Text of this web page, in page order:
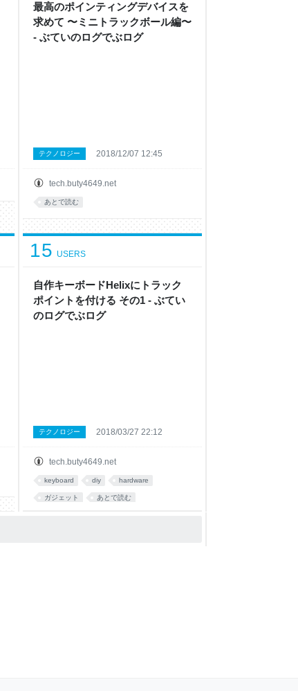
最高のポインティングデバイスを
求めて 〜ミニトラックボール編〜
- ぶていのログでぶログ
tech.buty4649.net
テクノロジー 2018/12/07 12:45
あとで読む
自作キーボードHelixにトラック
ポイントを付ける その1 - ぶてい
のログでぶログ
15 USERS
tech.buty4649.net
テクノロジー 2018/03/27 22:12
keyboard diy hardware
ガジェット あとで読む